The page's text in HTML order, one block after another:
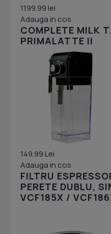
1199.99 lei
Adauga in cos
COMPLETE MILK
PRIMALATTE II
149.99 Lei
Adauga in cos
FILTRU
PERETE DUBLU,
VCF185X /